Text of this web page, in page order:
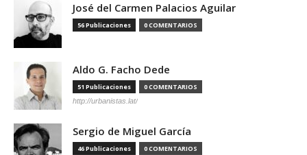
José del Carmen Palacios Aguilar
56 Publicaciones 0 COMENTARIOS
Aldo G. Facho Dede
51 Publicaciones 0 COMENTARIOS
http://urbanistas.lat/
Sergio de Miguel García
46 Publicaciones 0 COMENTARIOS